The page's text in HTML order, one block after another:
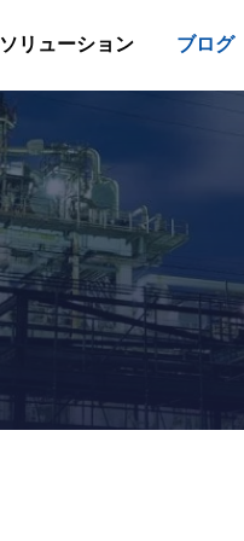
ソリューション ブログ